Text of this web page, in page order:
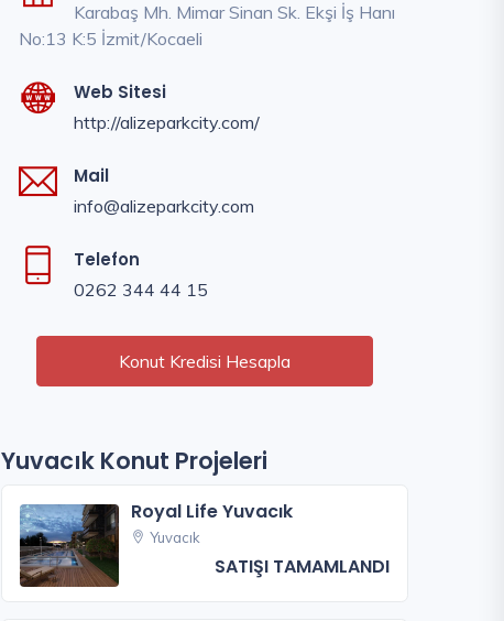
Karabaş Mh. Mimar Sinan Sk. Ekşi İş Hanı
No:13 K:5 İzmit/Kocaeli
Web Sitesi
http://alizeparkcity.com/
Mail
info@alizeparkcity.com
Telefon
0262 344 44 15
Konut Kredisi Hesapla
Yuvacık Konut Projeleri
Royal Life Yuvacık
Yuvacık
SATIŞI TAMAMLANDI